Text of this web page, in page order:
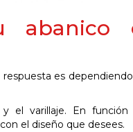
abanico
es
el varillaje. En función
el diseño que desees.